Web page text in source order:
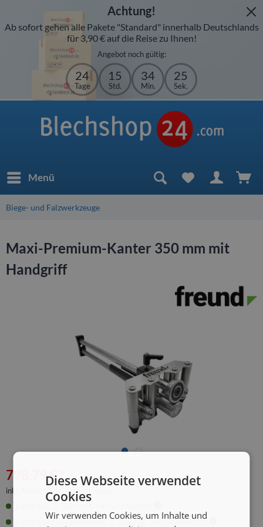
Achtung!
Ab sofort gehen alle Pakete "Standard" innerhalb Deutschlands
für 3,90 € auf die Reise zu Ihnen!
Angebot noch gültig:
24
Tage
15
Std.
34
Min.
25
Sek.
Menü
Biege- und Falzwerkzeuge
Maxi-Premium-Kanter 350 mm mit
Handgriff
798,79 € *
inkl. MwSt. zzgl. Versandkosten
Lieferzeit Firmenkunden: 5 Tage zzgl. Versandlaufzeit
Diese Webseite verwendet
Cookies
Wir verwenden Cookies, um Inhalte und